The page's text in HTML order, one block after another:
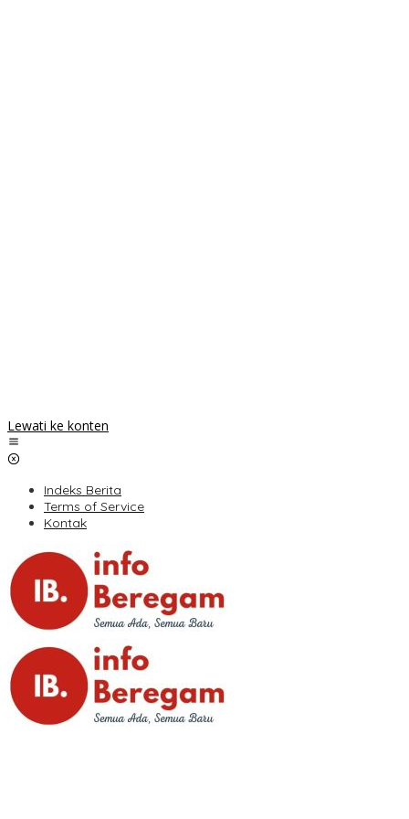
Lewati ke konten
Indeks Berita
Terms of Service
Kontak